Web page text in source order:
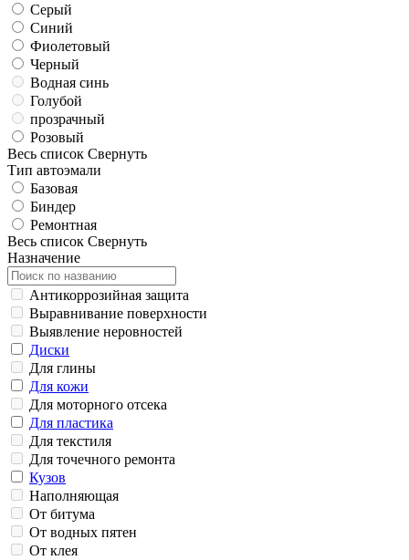
Серый
Синий
Фиолетовый
Черный
Водная синь
Голубой
прозрачный
Розовый
Весь список Свернуть
Тип автоэмали
Базовая
Биндер
Ремонтная
Весь список Свернуть
Назначение
Антикоррозийная защита
Выравнивание поверхности
Выявление неровностей
Диски
Для глины
Для кожи
Для моторного отсека
Для пластика
Для текстиля
Для точечного ремонта
Кузов
Наполняющая
От битума
От водных пятен
От клея